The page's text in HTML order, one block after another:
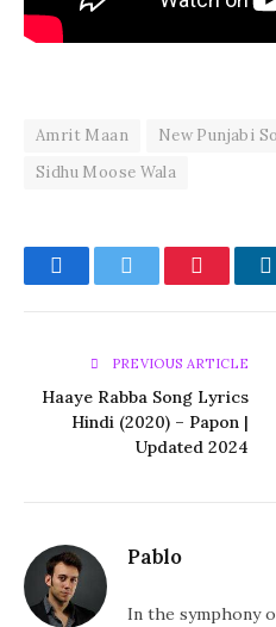
Amrit Maan New Punjabi
Sidhu Moose Wala
FacebookTwitter Pinterest
PREVIOUS ARTICLE
Haaye Rabba Song Lyrics
Hindi (2020) – Papon |
Updated 2024
Pablo
In the symphony